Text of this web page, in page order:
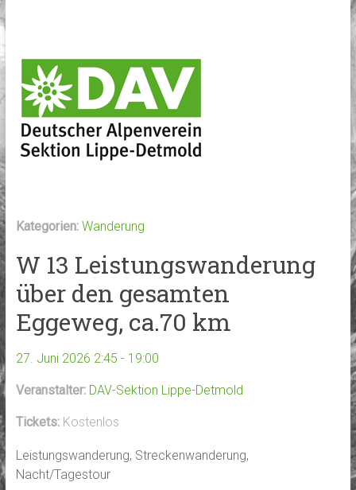
Kategorien: Wanderung
W 13 Leistungswanderung
über den gesamten
Eggeweg, ca.70 km
27. Juni 2026 2:45 - 19:00
Veranstalter: DAV-Sektion Lippe-Detmold
Tickets: Kostenlos
Leistungswanderung, Streckenwanderung,
Nacht/Tagestour